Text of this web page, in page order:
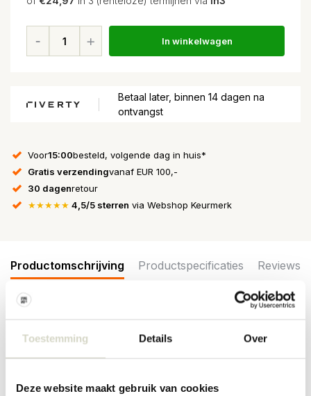
Toestemming Details Over
Deze website maakt gebruik van cookies
In winkelwagen
Betaal later, binnen 14 dagen na
ontvangst
Voor15:00besteld, volgende dag in huis*
Gratis verzendingvanaf EUR 100,-
30 dagenretour
★★★★★ 4,5/5 sterren via Webshop Keurmerk
Productomschrijving Productspecificaties Reviews
van zwart gelakt MDF met drie planken en een asymmetrisch
Afmeting: lengte 80 x hoogte 55,5 x breedte 19cm